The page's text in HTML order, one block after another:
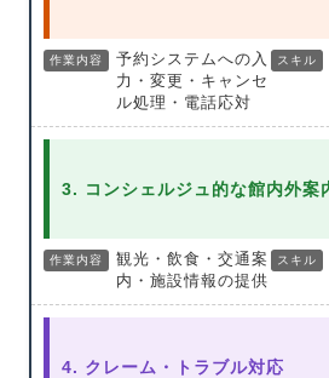
作業内容
予約システムへの入
力・変更・キャンセ
ル処理・電話応対
スキル
3. コンシェルジュ的な館内外案
作業内容
観光・飲食・交通案
内・施設情報の提供
スキル
4. クレーム・トラブル対応